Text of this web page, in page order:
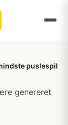
puslespil
genereret